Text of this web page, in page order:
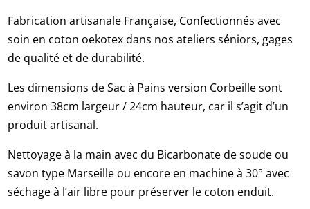
Fabrication artisanale Française, Confectionnés avec
soin en coton oekotex dans nos ateliers séniors, gages
de qualité et de durabilité.
Les dimensions de Sac à Pains version Corbeille sont
environ 38cm largeur / 24cm hauteur, car il s’agit d’un
produit artisanal.
Nettoyage à la main avec du Bicarbonate de soude ou
savon type Marseille ou encore en machine à 30° avec
séchage à l’air libre pour préserver le coton enduit.